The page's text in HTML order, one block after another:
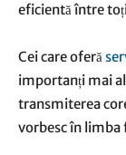
eficientă între
Cei care oferă
importanți mai
transmiterea
vorbesc în